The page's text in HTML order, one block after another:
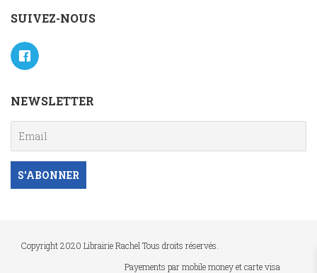
SUIVEZ-NOUS
NEWSLETTER
Copyright 2020 Librairie Rachel Tous droits réservés.
Payements par mobile money et carte visa